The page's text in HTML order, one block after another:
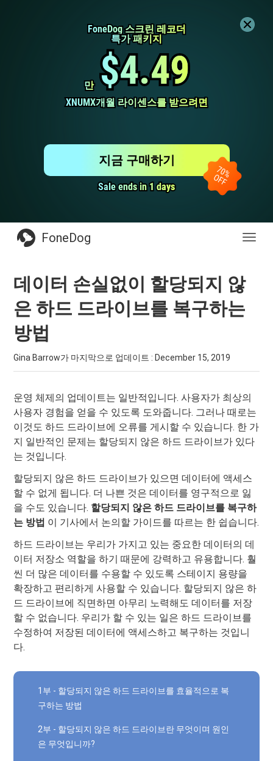
FoneDog 스크린 레코더
FoneDog 스크린 레코더
특가 패키지
특가 패키지
만
만 $4.49
$4.49
XNUMX개월 라이센스를 받으려면
XNUMX개월 라이센스를 받으려면
Sale ends in 1 days
Sale ends in 1 days
지금 구매하기
전
FoneDog
데이터 손실없이 할당되지 않
은 하드 드라이브를 복구하는
방법
Gina Barrow가 마지막으로 업데이트 : December 15, 2019
운영 체제의 업데이트는 일반적입니다. 사용자가 최상의
사용자 경험을 얻을 수 있도록 도와줍니다. 그러나 때로는
이것도 하드 드라이브에 오류를 게시할 수 있습니다. 한 가
지 일반적인 문제는 할당되지 않은 하드 드라이브가 있다
는 것입니다.
할당되지 않은 하드 드라이브가 있으면 데이터에 액세스
할 수 없게 됩니다. 더 나쁜 것은 데이터를 영구적으로 잃
을 수도 있습니다. 할당되지 않은 하드 드라이브를 복구하
는 방법 이 기사에서 논의할 가이드를 따르는 한 쉽습니다.
하드 드라이브는 우리가 가지고 있는 중요한 데이터의 데
이터 저장소 역할을 하기 때문에 강력하고 유용합니다. 훨
씬 더 많은 데이터를 수용할 수 있도록 스테이지 용량을
확장하고 편리하게 사용할 수 있습니다. 할당되지 않은 하
드 드라이브에 직면하면 아무리 노력해도 데이터를 저장
할 수 없습니다. 우리가 할 수 있는 일은 하드 드라이브를
수정하여 저장된 데이터에 액세스하고 복구하는 것입니
다.
1부 - 할당되지 않은 하드 드라이브를 효율적으로 복
구하는 방법
2부 - 할당되지 않은 하드 드라이브란 무엇이며 원인
은 무엇입니까?